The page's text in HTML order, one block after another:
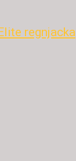
regnjacka